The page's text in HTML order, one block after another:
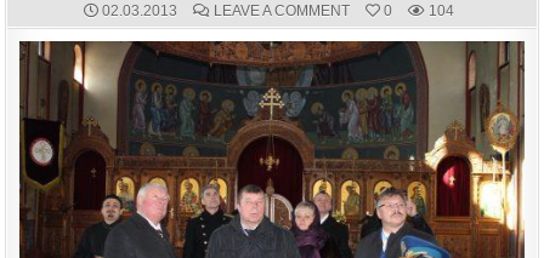
PUBLISHED
DATE:
02.03.2013 COMMENTS:
LEAVE A COMMENTON
СОБОР
СВЯТОГО
НИКОЛАЯ
ЧУДОТВОРЦА.
СЕУЛ,
РЕСПУБЛИКА
КОРЕЯ.
0 104